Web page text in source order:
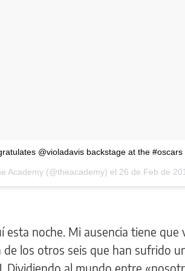
@violadavis backstage at the #oscars
Academy (@theacademy) el 26 de Feb de 2017 a
esta noche. Mi ausencia tiene
de los otros seis que han sufrido
Dividiendo al mundo entre